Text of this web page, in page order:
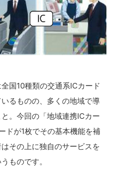
国10種類の交通系ICカード
るものの、多くの地域で導
。今回の「地域連携ICカー
ドが1枚でその基本機能を補
その上に独自のサービスを
ものです。